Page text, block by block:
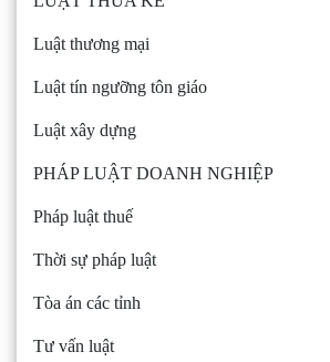
Luật thương mại
Luật tín ngưỡng tôn giáo
Luật xây dựng
PHÁP LUẬT DOANH NGHIỆP
Pháp luật thuế
Thời sự pháp luật
Tòa án các tỉnh
Tư vấn luật